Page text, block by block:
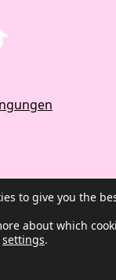
Blog WordPress
to give you the
about which
settings.